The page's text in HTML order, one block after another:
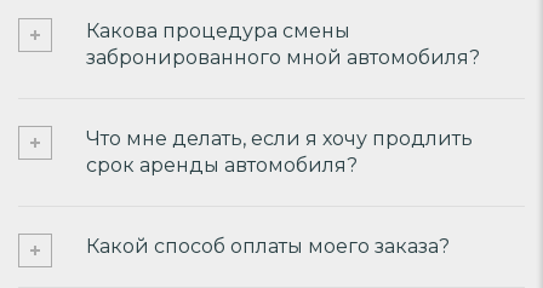
Какова процедура смены
забронированного мной автомобиля?
Что мне делать, если я хочу продлить
срок аренды автомобиля?
Какой способ оплаты моего заказа?